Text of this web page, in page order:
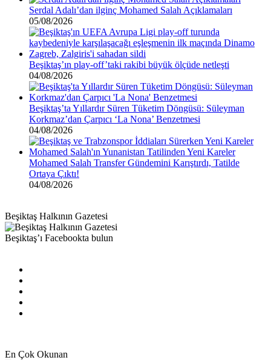
Serdal Adalı’dan ilginç Mohamed Salah Açıklamaları
05/08/2026
Beşiktaş’ın play-off’taki rakibi büyük ölçüde netleşti
04/08/2026
Beşiktaş’ta Yıllardır Süren Tüketim Döngüsü: Süleyman
Korkmaz’dan Çarpıcı ‘La Nona’ Benzetmesi
04/08/2026
Mohamed Salah Transfer Gündemini Karıştırdı, Tatilde
Ortaya Çıktı!
04/08/2026
Beşiktaş Halkının Gazetesi
Beşiktaş’ı Facebookta bulun
En Çok Okunan